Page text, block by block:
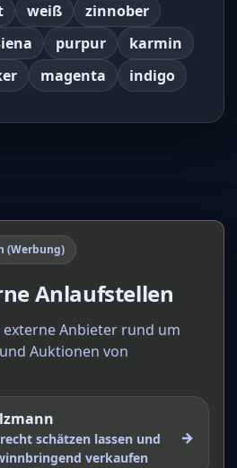
weiß
zinnober
purpur
karmin
magenta indigo
(Werbung)
Anlaufstellen
Anbieter rund um
Auktionen von
schätzen lassen und
verkaufen
→